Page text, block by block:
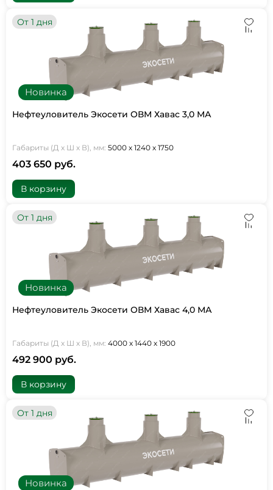
Новинка
От 1 дня
Нефтеуловитель Экосети ОВМ Хавас 3,0 МА
Габариты (Д х Ш х В), мм: 5000 х 1240 х 1750
403 650 руб.
В корзину
Новинка
От 1 дня
Нефтеуловитель Экосети ОВМ Хавас 4,0 МА
Габариты (Д х Ш х В), мм: 4000 х 1440 х 1900
492 900 руб.
В корзину
Новинка
От 1 дня